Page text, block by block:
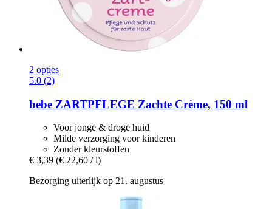
2 opties
5.0 (2)
bebe ZARTPFLEGE Zachte Crème, 150 ml
Voor jonge & droge huid
Milde verzorging voor kinderen
Zonder kleurstoffen
€ 3,39 (€ 22,60 / l)
Bezorging uiterlijk op 21. augustus